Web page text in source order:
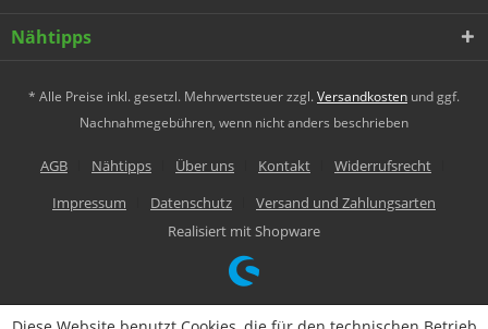
Nähtipps
* Alle Preise inkl. gesetzl. Mehrwertsteuer zzgl. Versandkosten und ggf.
Nachnahmegebühren, wenn nicht anders beschrieben
AGB Nähtipps Über uns Kontakt
Widerrufsrecht
Impressum
Datenschutz
Versand und Zahlungsarten
Realisiert mit Shopware